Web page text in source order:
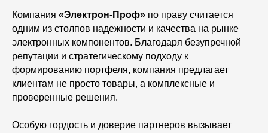
Компания «Электрон-Проф» по праву считается
одним из столпов надежности и качества на рынке
электронных компонентов. Благодаря безупречной
репутации и стратегическому подходу к
формированию портфеля, компания предлагает
клиентам не просто товары, а комплексные и
проверенные решения.
Особую гордость и доверие партнеров вызывает